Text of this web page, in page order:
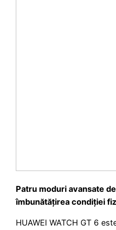
Patru moduri avansate
îmbunătățirea condiției
HUAWEI WATCH GT 6